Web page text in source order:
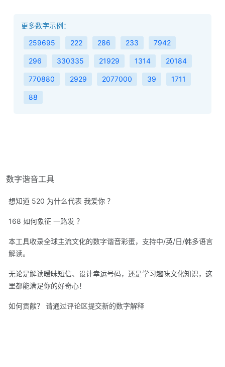
更多数字示例：
259695
222 286 233 7942
296 330335 21929 1314 20184
770880 2929 2077000 39 1711
88
数字谐音工具
想知道 520 为什么代表 我爱你 ？
168 如何象征 一路发 ？
本工具收录全球主流文化的数字谐音彩蛋，支持中/英/日/韩多语言
解读。
无论是解读暧昧短信、设计幸运号码，还是学习趣味文化知识，这
里都能满足你的好奇心！
如何贡献？ 请通过评论区提交新的数字解释